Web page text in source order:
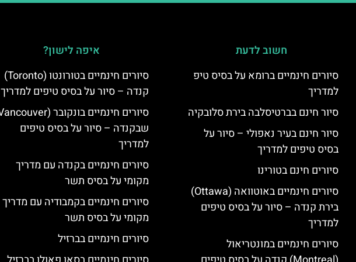
חשוב לדעת
סיורים חינמיים ברומא על בסיס טיפ
למדריך
סיור חינם בברטיסלבה בירת סלובקיה
סיור חינם בעיר נאפולי – סיור על
בסיס טיפים למדריך
סיורים חינם בטורינו
סיורים חינמיים באוטוואה (Ottawa)
בירת קנדה – סיור על בסיס טיפים
למדריך
סיורים חינמיים במונטריאול
איפה לישון?
סיורים חינמיים בטורונטו (Toronto)
קנדה – סיור על בסיס טיפים למדריך
שבקנדה – סיור על בסיס טיפים
למדריך
סיורים חינמיים בקנדה עם מדריך
מקומי על בסיס תשר
סיורים חינמיים בקמבודיה עם מדריך
מקומי על בסיס תשר
סיורים חינמיים בברזיל